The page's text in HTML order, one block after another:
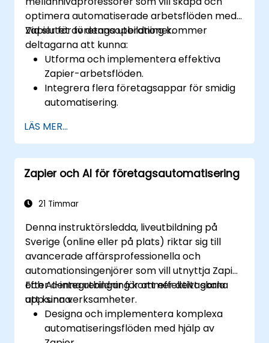
optimera automatiserade arbetsflöden med
Zapier för företagsoperationer.
Vid slutet av denna utbildning kommer
deltagarna att kunna:
Utforma och implementera effektiva
Zapier-arbetsflöden.
Integrera flera företagsappar för smidig
automatisering.
vanliga problem.
Skala upp arbetsflödesautomatisering för
att möta företagsbehov.
LÄS MER...
Zapier och AI för företagsautomatisering
21 Timmar
Denna instruktörsledda, liveutbildning på
Sverige (online eller på plats) riktar sig till
avancerade affärsprofessionella och
automationsingenjörer som vill utnyttja Zapier
och AI-integreringar för att effektivt skala
upp sina verksamheter.
Efter denna utbildning kommer deltagarna
att kunna:
Designa och implementera komplexa
automatiseringsflöden med hjälp av